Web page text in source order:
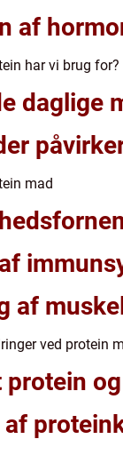
af
har vi brug for?
daglige
mad
af
ved protein
protein
af